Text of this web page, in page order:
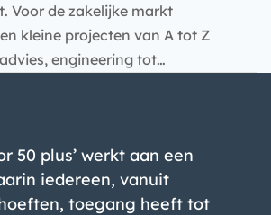
Voor de zakelijke markt
kleine projecten van A tot Z
engineering tot…
50 plus’ werkt aan een
iedereen, vanuit
toegang heeft tot